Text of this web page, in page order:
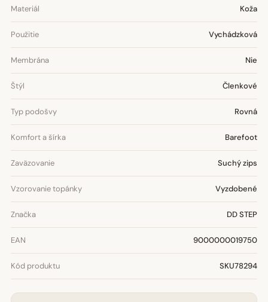
Materiál Koža
Použitie Vychádzková
Membrána Nie
Štýl Členkové
Typ podošvy Rovná
Komfort a šírka Barefoot
Zaväzovanie Suchý zips
Vzorovanie topánky Vyzdobené
Značka DD STEP
EAN 9000000019750
Kód produktu SKU78294